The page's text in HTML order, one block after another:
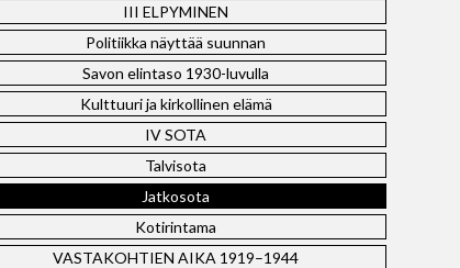
III ELPYMINEN
Politiikka näyttää suunnan
Savon elintaso 1930-luvulla
Kulttuuri ja kirkollinen elämä
IV SOTA
Talvisota
Jatkosota
Kotirintama
VASTAKOHTIEN AIKA 1919–1944